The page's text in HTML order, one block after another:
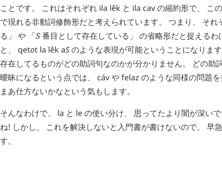
ことです。 これはそれぞれ ila lêk と ila cavの縮約形で、 こ
で現れる非動詞修飾形だと考えられています。 つまり、 それ
る」 や 「S番目として存在している」 の省略形だと捉える
と、 qetot la lêk aSのような表現が可能ということになりま
存在してるものがどの助詞句なのかが分かりません。 どの助
曖昧になるという点では、 cávやfelaz のような同様の問題
まあ仕方ないかなという気もします。
そんなわけで、 la と leの使い分け、 思ってたより闇が深い
ね! しかし、 これを解決しないと入門書が書けないので、 早
す。